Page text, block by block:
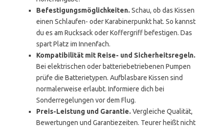
Befestigungsmöglichkeiten. Schau, ob das Kissen
einen Schlaufen- oder Karabinerpunkt hat. So kannst
du es am Rucksack oder Koffergriff befestigen. Das
spart Platz im Innenfach.
Kompatibilität mit Reise- und Sicherheitsregeln.
Bei elektrischen oder batteriebetriebenen Pumpen
prüfe die Batterietypen. Aufblasbare Kissen sind
normalerweise erlaubt. Informiere dich bei
Sonderregelungen vor dem Flug.
Preis-Leistung und Garantie. Vergleiche Qualität,
Bewertungen und Garantiezeiten. Teurer heißt nicht